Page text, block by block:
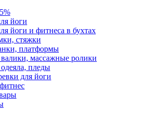
йоги
йоги и фитнеса в бухтах
стяжки
платформы
массажные ролики
пледы
для йоги